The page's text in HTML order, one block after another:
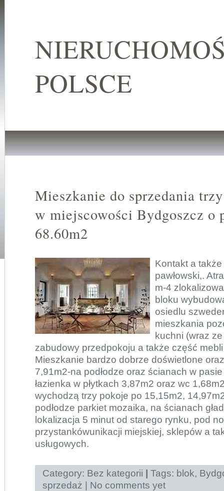
POLSCE
Mieszkanie do sprzedania
w miejscowości Bydgoszcz o
68.60m2
Kontakt a
pawłowski,.
m-4
bloku
osiedlu
mieszkania
kuchni (wraz
zabudowy przedpokoju a także część
Mieszkanie bardzo dobrze doświetlone
7,91m2-na podłodze oraz ścianach w
łazienka w płytkach 3,87m2 oraz wc
wychodzą trzy pokoje po 15,15m2,
podłodze parkiet mozaika, na ścianach
lokalizacja 5 minut od starego rynku, pod
przystankówunikacji miejskiej, sklepów a
usługowych.
Category: Bez kategorii Tags: blok,
sprzedaż
No comments yet